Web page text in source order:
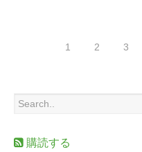
1 2 3
購読する